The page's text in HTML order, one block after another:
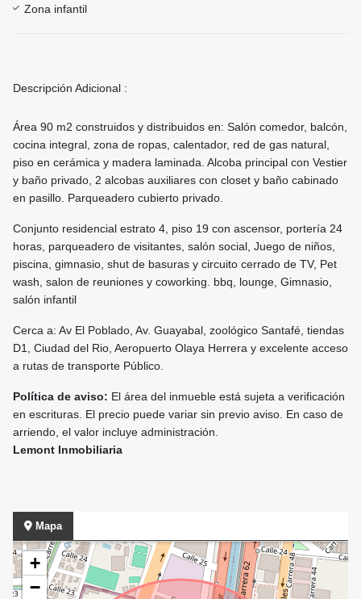
Zona infantil
Descripción Adicional :
Área 90 m2 construidos y distribuidos en: Salón comedor, balcón,
cocina integral, zona de ropas, calentador, red de gas natural,
piso en cerámica y madera laminada. Alcoba principal con Vestier
y baño privado, 2 alcobas auxiliares con closet y baño cabinado
en pasillo. Parqueadero cubierto privado.
Conjunto residencial estrato 4, piso 19 con ascensor, portería 24
horas, parqueadero de visitantes, salón social, Juego de niños,
piscina, gimnasio, shut de basuras y circuito cerrado de TV, Pet
wash, salon de reuniones y coworking. bbq, lounge, Gimnasio,
salón infantil
Cerca a: Av El Poblado, Av. Guayabal, zoológico Santafé, tiendas
D1, Ciudad del Rio, Aeropuerto Olaya Herrera y excelente acceso
a rutas de transporte Público.
Política de aviso: El área del inmueble está sujeta a verificación
en escrituras. El precio puede variar sin previo aviso. En caso de
arriendo, el valor incluye administración.
Lemont Inmobiliaria
Mapa
+
−